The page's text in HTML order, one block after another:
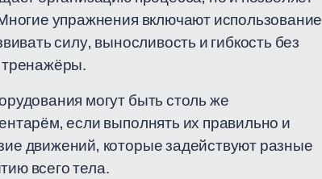
упражнения включают использование
силу, выносливость и гибкость без
тренажёры.
могут быть столь же
если выполнять их правильно и
движений, которые задействуют разные
всего тела.